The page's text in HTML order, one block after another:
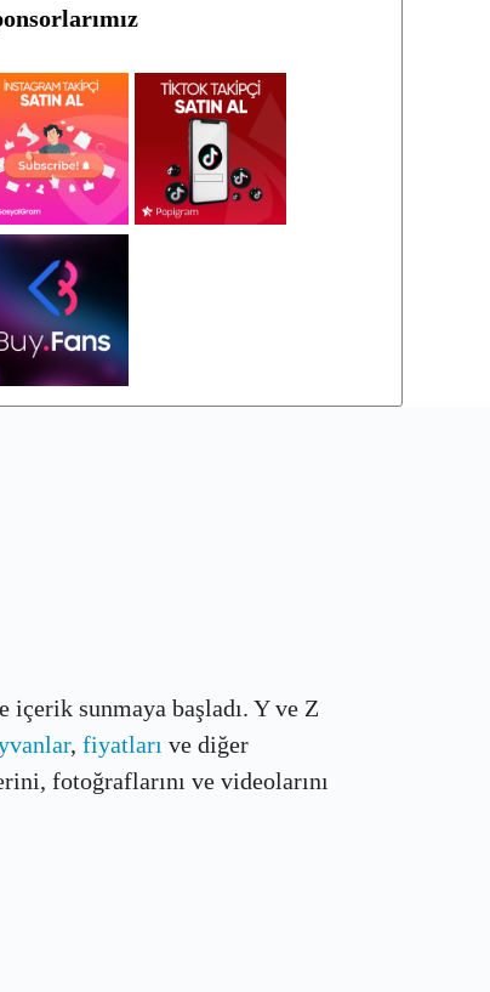
içerik sunmaya başladı. Y ve Z
, fiyatları ve diğer
fotoğraflarını ve videolarını